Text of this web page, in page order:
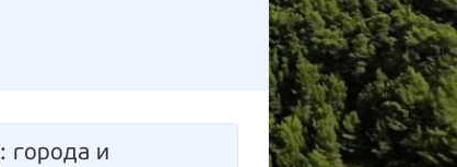
: города и